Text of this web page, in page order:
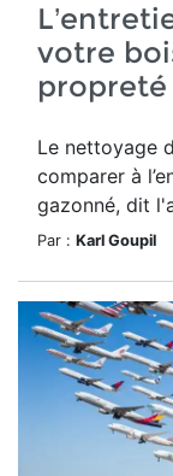
votre
propreté
Le nettoyage
comparer à
gazonné, dit
Par : Karl Goupil